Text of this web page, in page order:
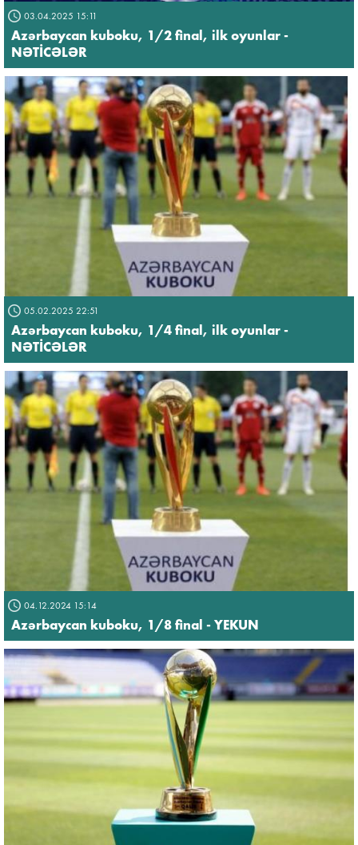
03.04.2025 15:11
Azərbaycan kuboku, 1/2 final, ilk oyunlar -
NƏTİCƏLƏR
05.02.2025 22:51
Azərbaycan kuboku, 1/4 final, ilk oyunlar -
NƏTİCƏLƏR
04.12.2024 15:14
Azərbaycan kuboku, 1/8 final - YEKUN